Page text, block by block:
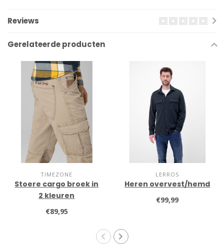
Reviews
Gerelateerde producten
TIMEZONE
Stoere cargo broek in
2 kleuren
€89,95
LERROS
Heren overvest/hemd
€99,99